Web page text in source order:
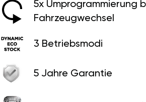
5x Umprogrammierung
Fahrzeugwechsel
3 Betriebsmodi
5 Jahre Garantie